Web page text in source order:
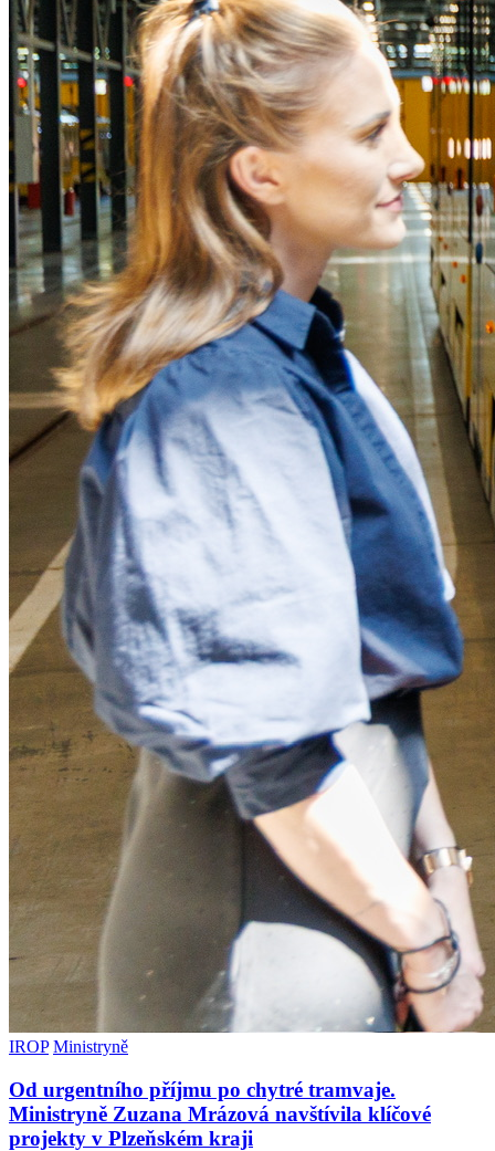
IROP Ministryně
Od urgentního příjmu po chytré tramvaje.
Ministryně Zuzana Mrázová navštívila klíčové
projekty v Plzeňském kraji